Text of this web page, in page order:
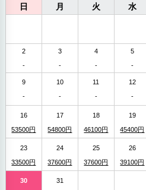
日 月 火 水
2
-
3
-
4
-
5
-
9
-
10
-
11
-
12
-
16
53500円
17
54800円
18
46100円
19
45400円
23
33500円
24
37600円
25
37600円
26
39100円
30
31